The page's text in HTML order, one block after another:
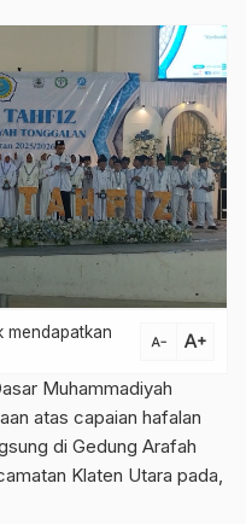
mendapatkan
text_decrease text_increase
Muhammadiyah
atas capaian hafalan
di Gedung Arafah
Klaten Utara pada,